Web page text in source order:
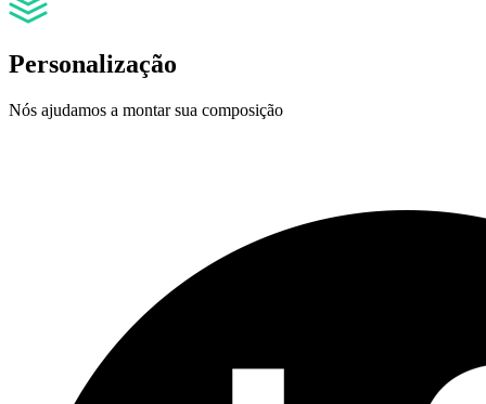
Personalização
Nós ajudamos a montar sua composição